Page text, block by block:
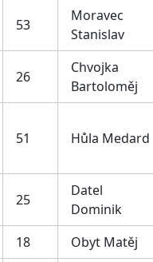
53
Moravec
Stanislav
26
Chvojka
Bartoloměj
51 Hůla Medard
25
Datel
Dominik
18 Obyt Matěj